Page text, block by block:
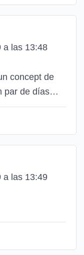
a las 13:48
concept de
par de días…
a las 13:49